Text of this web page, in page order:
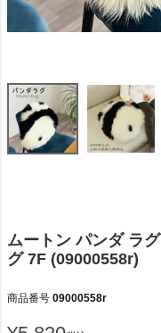
ムートン パンダ ラ
グ 7F (09000558r)
商品番号 09000558r